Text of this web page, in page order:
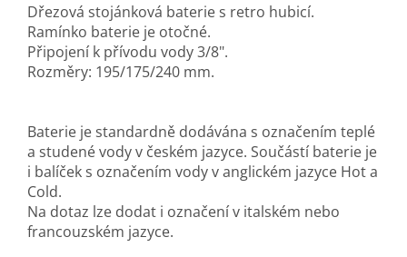
Dřezová stojánková baterie s retro hubicí.
Ramínko baterie je otočné.
Připojení k přívodu vody 3/8".
Rozměry: 195/175/240 mm.
Baterie je standardně dodávána s označením teplé
a studené vody v českém jazyce. Součástí baterie je
i balíček s označením vody v anglickém jazyce Hot a
Cold.
Na dotaz lze dodat i označení v italském nebo
francouzském jazyce.